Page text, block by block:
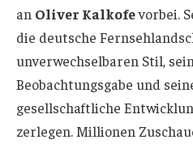
an Oliver Kalkofevorbei.
die deutsche
unverwechselbaren Stil,
Beobachtungsgabe und
gesellschaftliche
zerlegen. Millionen